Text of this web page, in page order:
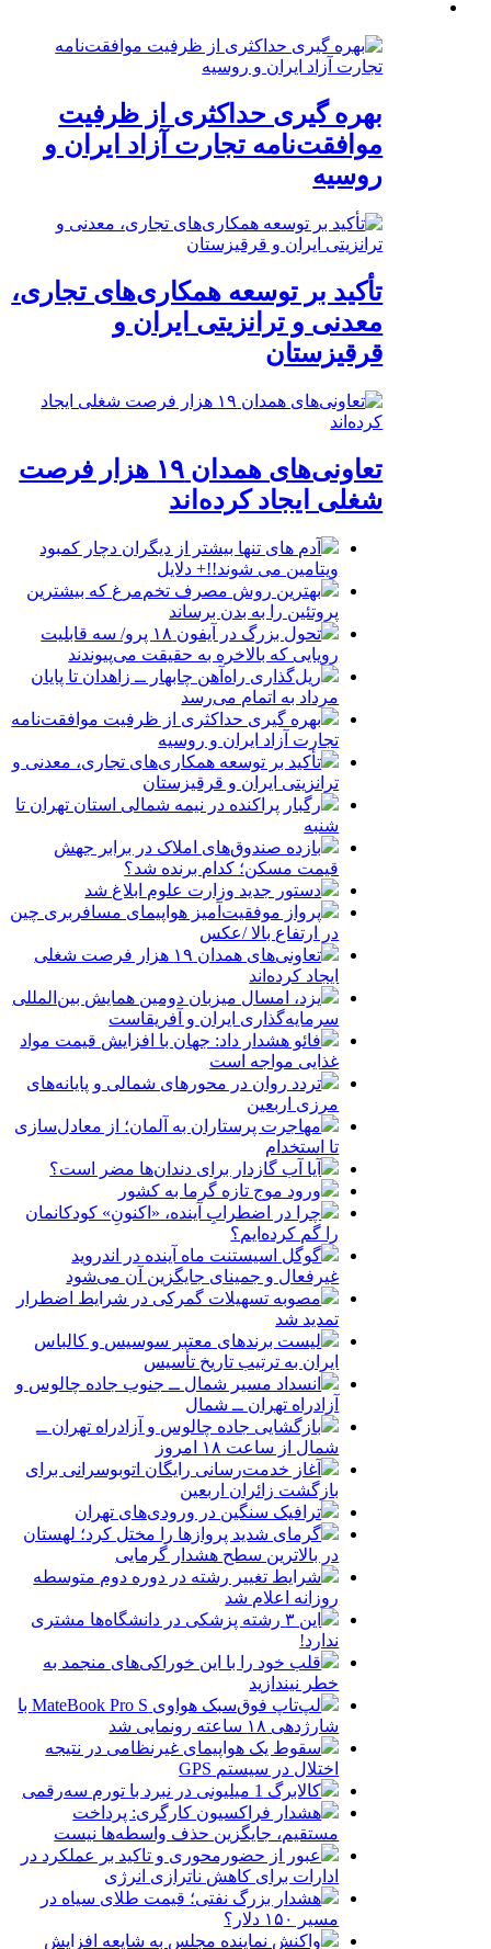
بهره گیری حداکثری از ظرفیت
موافقت‌نامه تجارت آزاد ایران و
روسیه
تأکید بر توسعه همکاری‌های تجاری،
معدنی و ترانزیتی ایران و
قرقیزستان
تعاونی‌های همدان ۱۹ هزار فرصت
شغلی ایجاد کرده‌اند
آدم های تنها بیشتر از دیگران دچار کمبود
ویتامین می شوند!!+ دلایل
بهترین روش مصرف تخم‌مرغ که بیشترین
پروتئین را به بدن برساند
تحول بزرگ در آیفون ۱۸ پرو/ سه قابلیت
رویایی که بالاخره به حقیقت می‌پیوندند
ریل‌گذاری راه‌آهن چابهار ــ زاهدان تا پایان
مرداد به اتمام می‌رسد
بهره گیری حداکثری از ظرفیت موافقت‌نامه
تجارت آزاد ایران و روسیه
تأکید بر توسعه همکاری‌های تجاری، معدنی و
ترانزیتی ایران و قرقیزستان
رگبار پراکنده در نیمه شمالی استان تهران تا
شنبه
بازده صندوق‌های املاک در برابر جهش
قیمت مسکن؛ کدام برنده شد؟
دستور جدید وزارت علوم ابلاغ شد
پرواز موفقیت‌آمیز هواپیمای مسافربری چین
در ارتفاع بالا /عکس
تعاونی‌های همدان ۱۹ هزار فرصت شغلی
ایجاد کرده‌اند
یزد، امسال میزبان دومین همایش بین‌المللی
سرمایه‌گذاری ایران و آفریقاست
فائو هشدار داد: جهان با افزایش قیمت مواد
غذایی مواجه است
تردد روان در محورهای شمالی و پایانه‌های
مرزی اربعین
مهاجرت پرستاران به آلمان؛ از معادل‌سازی
تا استخدام
آیا آب گازدار برای دندان‌ها مضر است؟
ورود موج تازه گرما به کشور
چرا در اضطرابِ آینده، «اکنونِ» کودکانمان
را گم کرده‌ایم؟
گوگل اسیستنت ماه آینده در اندروید
غیرفعال و جمینای جایگزین آن می‌شود
مصوبه تسهیلات گمرکی در شرایط اضطرار
تمدید شد
لیست برندهای معتبر سوسیس و کالباس
ایران به ترتیب تاریخ تأسیس
انسداد مسیر شمال ــ جنوب جاده چالوس و
آزادراه تهران ــ شمال
بازگشایی جاده چالوس و آزادراه تهران ــ
شمال از ساعت ۱۸ امروز
آغاز خدمت‌رسانی رایگان اتوبوسرانی برای
بازگشت زائران اربعین
ترافیک سنگین در ورودی‌های تهران
گرمای شدید پروازها را مختل کرد؛ لهستان
در بالاترین سطح هشدار گرمایی
شرایط تغییر رشته در دوره دوم متوسطه
روزانه اعلام شد
این ۳ رشته پزشکی در دانشگاه‌ها مشتری
ندارد!
قلب خود را با این خوراکی‌های منجمد به
خطر نیندازید
لپ‌تاپ فوق‌سبک هواوی MateBook Pro S با
شارژدهی ۱۸ ساعته رونمایی شد
سقوط یک هواپیمای غیرنظامی در نتیجه
اختلال در سیستم‌ GPS
کالابرگ 1 میلیونی در نبرد با تورم سه‌رقمی
هشدار فراکسیون کارگری: پرداخت
مستقیم، جایگزین حذف واسطه‌ها نیست
عبور از حضورمحوری و تاکید بر عملکرد در
ادارات برای کاهش ناترازی انرژی
هشدار بزرگ نفتی؛ قیمت طلای سیاه در
مسیر ۱۵۰ دلار؟
واکنش نماینده مجلس به شایعه افزایش